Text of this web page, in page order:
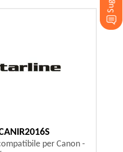
per Canon -